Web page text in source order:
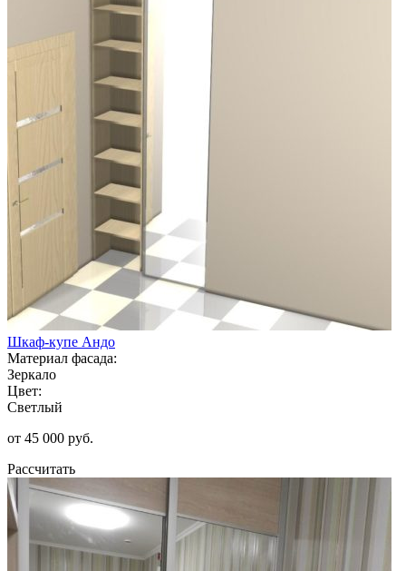
Шкаф-купе Андо
Материал фасада:
Зеркало
Цвет:
Светлый
от 45 000 руб.
Рассчитать